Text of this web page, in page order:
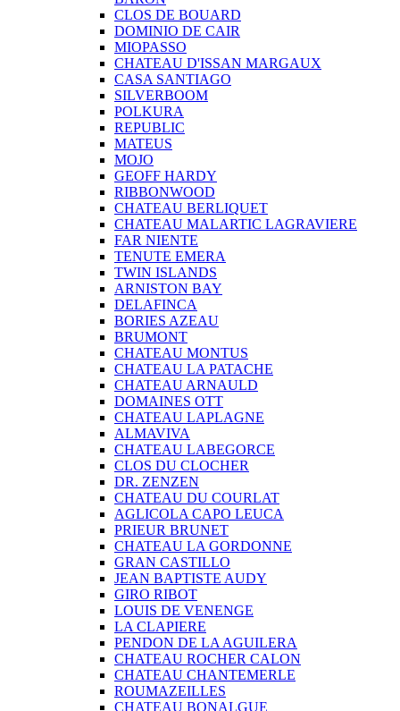
CLOS DE BOUARD
DOMINIO DE CAIR
MIOPASSO
CHATEAU D'ISSAN MARGAUX
CASA SANTIAGO
SILVERBOOM
POLKURA
REPUBLIC
MATEUS
MOJO
GEOFF HARDY
RIBBONWOOD
CHATEAU BERLIQUET
CHATEAU MALARTIC LAGRAVIERE
FAR NIENTE
TENUTE EMERA
TWIN ISLANDS
ARNISTON BAY
DELAFINCA
BORIES AZEAU
BRUMONT
CHATEAU MONTUS
CHATEAU LA PATACHE
CHATEAU ARNAULD
DOMAINES OTT
CHATEAU LAPLAGNE
ALMAVIVA
CHATEAU LABEGORCE
CLOS DU CLOCHER
DR. ZENZEN
CHATEAU DU COURLAT
AGLICOLA CAPO LEUCA
PRIEUR BRUNET
CHATEAU LA GORDONNE
GRAN CASTILLO
JEAN BAPTISTE AUDY
GIRO RIBOT
LOUIS DE VENENGE
LA CLAPIERE
PENDON DE LA AGUILERA
CHATEAU ROCHER CALON
CHATEAU CHANTEMERLE
ROUMAZEILLES
CHATEAU BONALGUE